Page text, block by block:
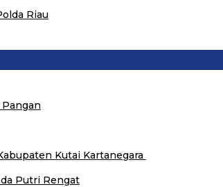
Riau
Kutai Kartanegara
Putri Rengat